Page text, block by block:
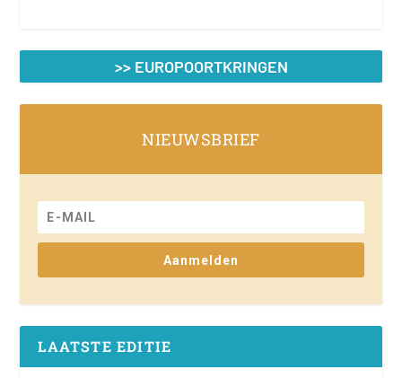
>> EUROPOORTKRINGEN
NIEUWSBRIEF
Aanmelden
LAATSTE EDITIE